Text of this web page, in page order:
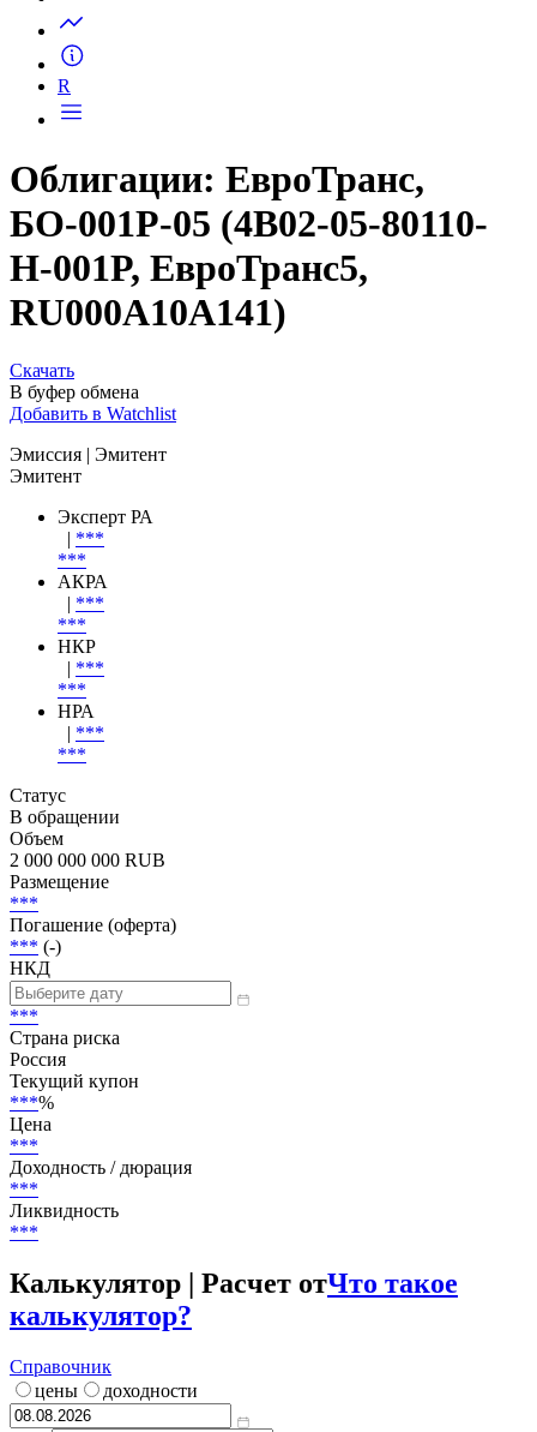
Облигации: ЕвроТранс,
БО-001Р-05 (4B02-05-80110-
RU000A10A141)
Скачать
В буфер обмена
Эмиссия| Эмитент
Эмитент
Эксперт РА
|***
***
АКРА
|***
***
НКР
|***
НРА
|***
***
Статус
В обращении
Объем
2 000 000 000 RUB
Размещение
***
Погашение (оферта)
***
НКД
***
Страна риска
Россия
Текущий купон
***
Цена
***
***
Ликвидность
***
Калькулятор | Расчет от
калькулятор?